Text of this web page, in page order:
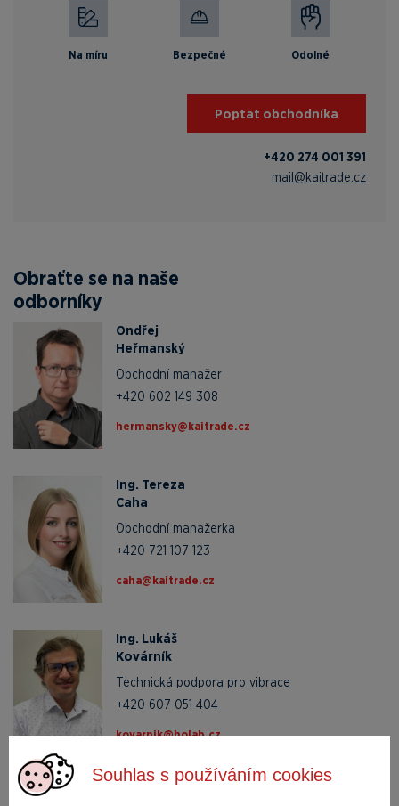
Souhlas s používáním cookies
Poptat obchodníka
+420 274 001 391
mail@kaitrade.cz
Na míru Bezpečné Odolné
Obraťte se na naše
odborníky
Ondřej
Heřmanský
Obchodní manažer
+420 602 149 308
zc.edartiak@yksnamreh
Ing. Tereza
Caha
Obchodní manažerka
+420 721 107 123
zc.edartiak@ahac
Ing. Lukáš
Kovárník
Technická podpora pro vibrace
+420 607 051 404
zc.baloh@kinravok
Poptávkový